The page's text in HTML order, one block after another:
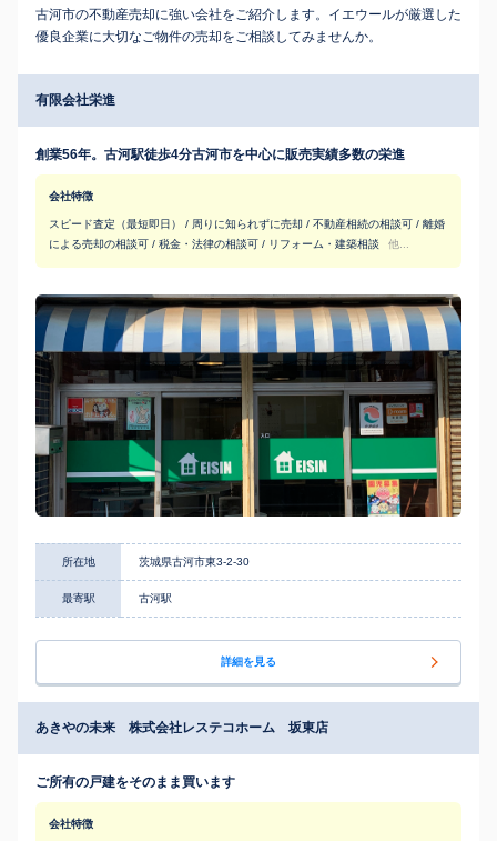
古河市の不動産売却に強い会社をご紹介します。イエウールが厳選した
優良企業に大切なご物件の売却をご相談してみませんか。
有限会社栄進
創業56年。古河駅徒歩4分古河市を中心に販売実績多数の栄進
会社特徴
スピード査定（最短即日） / 周りに知られずに売却 / 不動産相続の相談可 / 離婚
による売却の相談可 / 税金・法律の相談可 / リフォーム・建築相談
他...
所在地 茨城県古河市東3-2-30
最寄駅 古河駅
詳細を見る
あきやの未来 株式会社レステコホーム 坂東店
ご所有の戸建をそのまま買います
会社特徴